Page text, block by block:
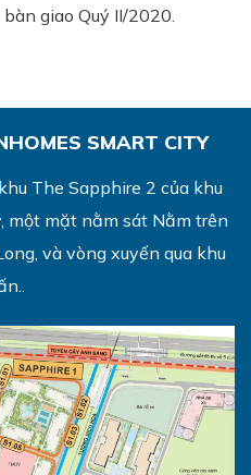
giao Quý II/2020.
SMART CITY
The Sapphire 2 của khu
một mặt nằm sát Nằm trên
và vòng xuyến qua khu
.